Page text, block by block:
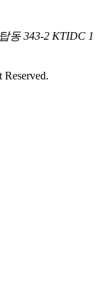
동 343-2 KTIDC 1